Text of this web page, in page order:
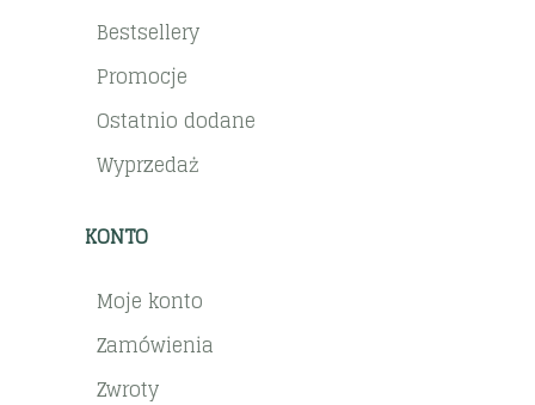
Bestsellery
Promocje
Ostatnio dodane
Wyprzedaż
KONTO
Moje konto
Zamówienia
Zwroty